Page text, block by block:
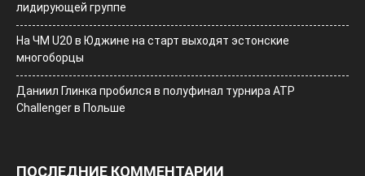
лидирующей группе
На ЧМ U20 в Юджине на старт выходят эстонские
многоборцы
Даниил Глинка пробился в полуфинал турнира ATP
Challenger в Польше
ПОСЛЕДНИЕ КОММЕНТАРИИ